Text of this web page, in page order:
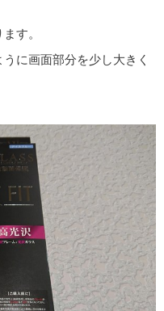
す。
に画面部分を少し大きく